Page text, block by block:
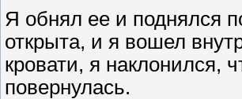
Я обнял ее и поднялся
открыта, и я вошел
кровати, я наклонился,
повернулась.